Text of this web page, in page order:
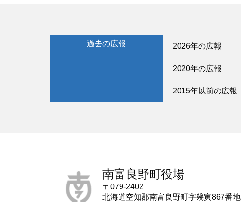
過去の広報 2026年の広報
2020年の広報
2015年以前の広報
南富良野町役場
〒079-2402
北海道空知郡南富良野町字幾寅867番地